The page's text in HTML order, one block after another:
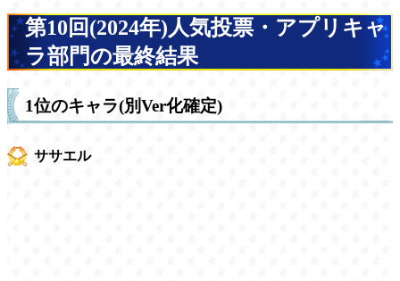
第10回(2024年)人気投票・アプリキャ
ラ部門の最終結果
1位のキャラ(別Ver化確定)
ササエル